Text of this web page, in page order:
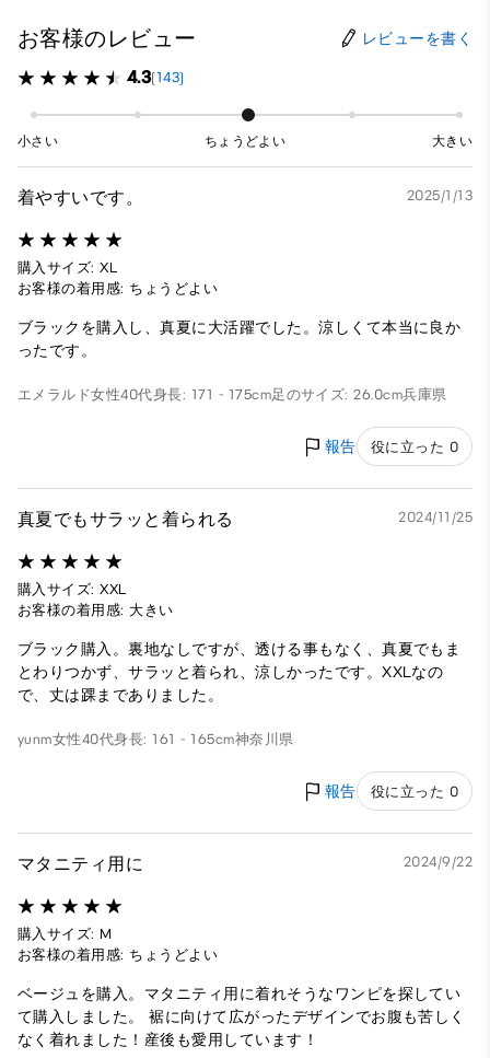
お客様のレビュー レビューを書く
4.3(143)
小さい ちょうどよい 大きい
着やすいです。 2025/1/13
購入サイズ: XL
お客様の着用感: ちょうどよい
ブラックを購入し、真夏に大活躍でした。涼しくて本当に良か
ったです。
エメラルド女性40代身長: 171 - 175cm足のサイズ: 26.0cm兵庫県
報告 役に立った 0
真夏でもサラッと着られる 2024/11/25
購入サイズ: XXL
お客様の着用感: 大きい
ブラック購入。裏地なしですが、透ける事もなく、真夏でもま
とわりつかず、サラッと着られ、涼しかったです。XXLなの
で、丈は踝までありました。
yunm女性40代身長: 161 - 165cm神奈川県
報告 役に立った 0
マタニティ用に 2024/9/22
購入サイズ: M
お客様の着用感: ちょうどよい
ベージュを購入。マタニティ用に着れそうなワンピを探してい
て購入しました。 裾に向けて広がったデザインでお腹も苦しく
なく着れました！産後も愛用しています！